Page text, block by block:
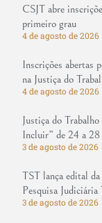
CSJT abre
primeiro grau
4 de agosto de 2026
Inscrições abertas
na Justiça do
4 de agosto de 2026
Justiça do
Incluir” de 24 a 28
3 de agosto de 2026
TST lança edital
Pesquisa Judiciária
3 de agosto de 2026